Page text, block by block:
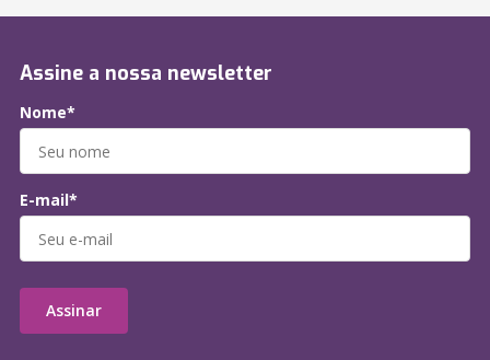
Assine a nossa newsletter
Nome*
E-mail*
Assinar